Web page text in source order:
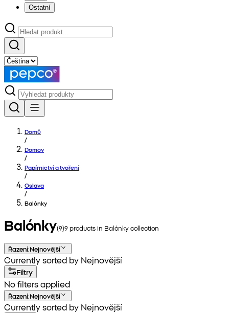
Ostatní
Domů
/
Domov
/
Papírnictví a tvoření
/
Oslava
/
Balónky
Balónky(9)9 products in Balónkycollection
Řazení:Nejnovější
Currently sorted by Nejnovější
Filtry
No filters applied
Řazení:Nejnovější
Currently sorted by Nejnovější